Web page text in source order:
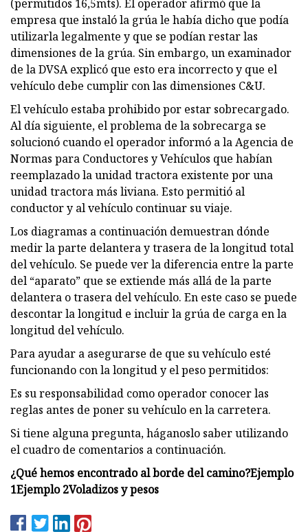
(permitidos 16,5mts). El operador afirmó que la
empresa que instaló la grúa le había dicho que podía
utilizarla legalmente y que se podían restar las
dimensiones de la grúa. Sin embargo, un examinador
de la DVSA explicó que esto era incorrecto y que el
vehículo debe cumplir con las dimensiones C&U.
El vehículo estaba prohibido por estar sobrecargado.
Al día siguiente, el problema de la sobrecarga se
solucionó cuando el operador informó a la Agencia de
Normas para Conductores y Vehículos que habían
reemplazado la unidad tractora existente por una
unidad tractora más liviana. Esto permitió al
conductor y al vehículo continuar su viaje.
Los diagramas a continuación demuestran dónde
medir la parte delantera y trasera de la longitud total
del vehículo. Se puede ver la diferencia entre la parte
del “aparato” que se extiende más allá de la parte
delantera o trasera del vehículo. En este caso se puede
descontar la longitud e incluir la grúa de carga en la
longitud del vehículo.
Para ayudar a asegurarse de que su vehículo esté
funcionando con la longitud y el peso permitidos:
Es su responsabilidad como operador conocer las
reglas antes de poner su vehículo en la carretera.
Si tiene alguna pregunta, háganoslo saber utilizando
el cuadro de comentarios a continuación.
¿Qué hemos encontrado al borde del camino?Ejemplo
1Ejemplo 2Voladizos y pesos